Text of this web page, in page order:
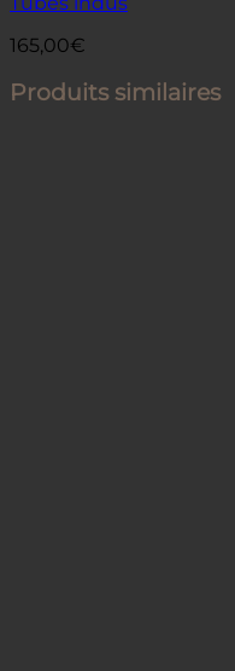
165,00€
Produits similaires